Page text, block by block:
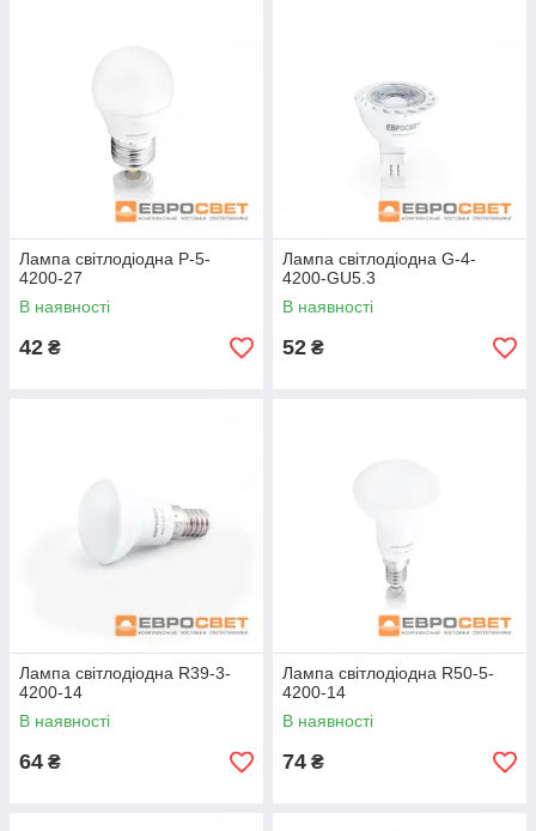
Лампа світлодіодна P-5-
4200-27
В наявності
42 ₴
Лампа світлодіодна G-4-
4200-GU5.3
В наявності
52 ₴
Лампа світлодіодна R39-3-
4200-14
В наявності
64 ₴
Лампа світлодіодна R50-5-
4200-14
В наявності
74 ₴